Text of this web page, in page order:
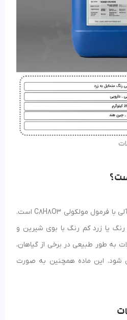
؟
متیل سالیسیلات یک ترکیب آلی با فرمول مولکولی C8H8O3 است.
یا زرد کم رنگ با بوی شیرین و
به طور طبیعی در برخی از گیاهان،
شود. این ماده همچنین به صورت